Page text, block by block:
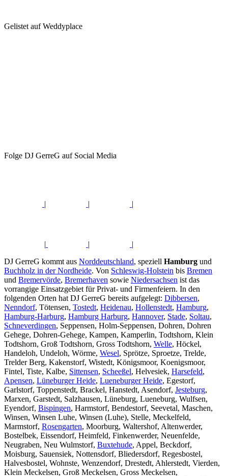
Gelistet auf Weddyplace
Folge DJ GerreG auf Social Media
| | |
| |
|
DJ GerreG kommt aus Norddeutschland, speziell Hamburg und
Buchholz in der Nordheide. Von Schleswig-Holstein bis Bremen
und Bremervörde, Bremerhaven sowie Niedersachsen ist das
vorrangige Einsatzgebiet für Privat- und Firmenfeiern. In den
folgenden Orten hat DJ GerreG bereits aufgelegt: Dibbersen,
Nenndorf, Tötensen, Tostedt, Heidenau, Hollenstedt, Hamburg,
Hamburg-Harburg, Hamburg Harburg, Hannover, Stade, Soltau,
Schneverdingen, Seppensen, Holm-Seppensen, Dohren, Dohren
Gehege, Dohren-Gehege, Kampen, Kamperlin, Todtshorn, Klein
Todtshorn, Groß Todtshorn, Gross Todtshorn, Welle, Höckel,
Handeloh, Undeloh, Wörme, Wesel, Sprötze, Sproetze, Trelde,
Trelder Berg, Kakenstorf, Wistedt, Königsmoor, Koenigsmoor,
Fintel, Tiste, Kalbe, Sittensen, Scheeßel, Helvesiek, Harsefeld,
Apensen, Lüneburger Heide, Lueneburger Heide, Egestorf,
Garlstorf, Toppenstedt, Brackel, Hanstedt, Asendorf, Jesteburg,
Marxen, Garstedt, Salzhausen, Lüneburg, Lueneburg, Wulfsen,
Eyendorf, Bispingen, Harmstorf, Bendestorf, Seevetal, Maschen,
Winsen, Winsen Luhe, Winsen (Luhe), Stelle, Meckelfeld,
Marmstorf, Rosengarten, Moorburg, Waltershof, Altenwerder,
Bostelbek, Eissendorf, Heimfeld, Finkenwerder, Neuenfelde,
Neugraben, Neu Wulmstorf, Buxtehude, Appel, Beckdorf,
Moisburg, Sauensiek, Nottensdorf, Bliedersdorf, Regesbostel,
Halvesbostel, Wohnste, Wenzendorf, Drestedt, Ahlerstedt, Vierden,
Klein Meckelsen, Groß Meckelsen, Gross Meckelsen,